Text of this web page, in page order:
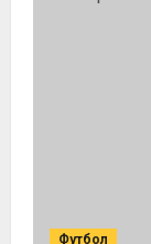
Футбол